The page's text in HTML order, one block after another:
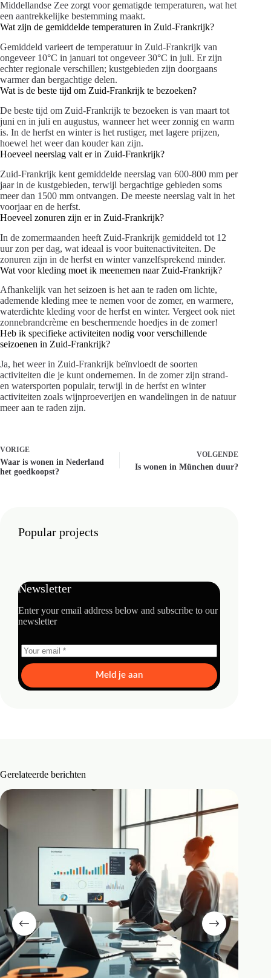
Middellandse Zee zorgt voor gematigde temperaturen, wat het
een aantrekkelijke bestemming maakt.
Wat zijn de gemiddelde temperaturen in Zuid-Frankrijk?
Gemiddeld varieert de temperatuur in Zuid-Frankrijk van
ongeveer 10°C in januari tot ongeveer 30°C in juli. Er zijn
echter regionale verschillen; kustgebieden zijn doorgaans
warmer dan bergachtige delen.
Wat is de beste tijd om Zuid-Frankrijk te bezoeken?
De beste tijd om Zuid-Frankrijk te bezoeken is van maart tot
juni en in juli en augustus, wanneer het weer zonnig en warm
is. In de herfst en winter is het rustiger, met lagere prijzen,
hoewel het weer dan kouder kan zijn.
Hoeveel neerslag valt er in Zuid-Frankrijk?
Zuid-Frankrijk kent gemiddelde neerslag van 600-800 mm per
jaar in de kustgebieden, terwijl bergachtige gebieden soms
meer dan 1500 mm ontvangen. De meeste neerslag valt in het
voorjaar en de herfst.
Hoeveel zonuren zijn er in Zuid-Frankrijk?
In de zomermaanden heeft Zuid-Frankrijk gemiddeld tot 12
uur zon per dag, wat ideaal is voor buitenactiviteiten. De
zonuren zijn in de herfst en winter vanzelfsprekend minder.
Wat voor kleding moet ik meenemen naar Zuid-Frankrijk?
Afhankelijk van het seizoen is het aan te raden om lichte,
ademende kleding mee te nemen voor de zomer, en warmere,
waterdichte kleding voor de herfst en winter. Vergeet ook niet
zonnebrandcrème en beschermende hoedjes in de zomer!
Heb ik specifieke activiteiten nodig voor verschillende
seizoenen in Zuid-Frankrijk?
Ja, het weer in Zuid-Frankrijk beïnvloedt de soorten
activiteiten die je kunt ondernemen. In de zomer zijn strand-
en watersporten populair, terwijl in de herfst en winter
activiteiten zoals wijnproeverijen en wandelingen in de natuur
meer aan te raden zijn.
VORIGE
Waar is wonen in Nederland
het goedkoopst?
VOLGENDE
Is wonen in München duur?
Popular projects
Newsletter
Enter your email address below and subscribe to our
newsletter
Meld je aan
Gerelateerde berichten